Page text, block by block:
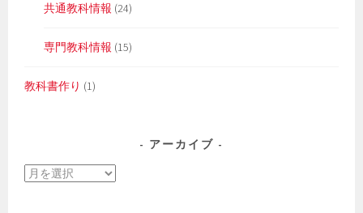
共通教科情報 (24)
専門教科情報 (15)
教科書作り (1)
アーカイブ
ア